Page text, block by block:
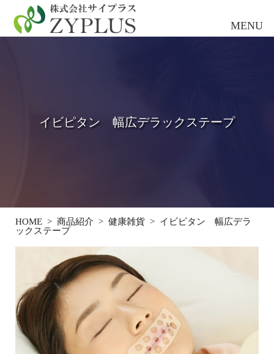
イビピタン 幅広デラックステープ
HOME > 商品紹介 > 健康雑貨> イビピタン 幅広デラ
ックステープ